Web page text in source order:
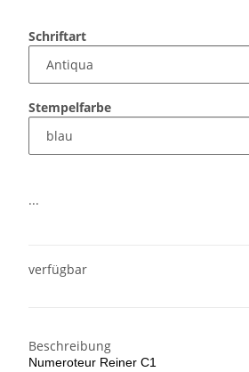
Schriftart
Stempelfarbe
...
verfügbar
Beschreibung
Numeroteur Reiner C1